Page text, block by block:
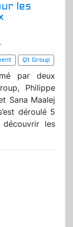
les
Qt Group
par deux
Philippe
Sana Maalej
déroulé 5
les